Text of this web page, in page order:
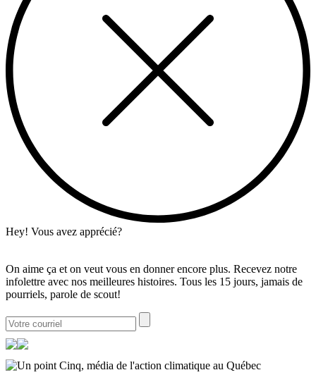
Hey! Vous avez apprécié?
On aime ça et on veut vous en donner encore plus. Recevez notre
infolettre avec nos meilleures histoires. Tous les 15 jours, jamais de
pourriels, parole de scout!